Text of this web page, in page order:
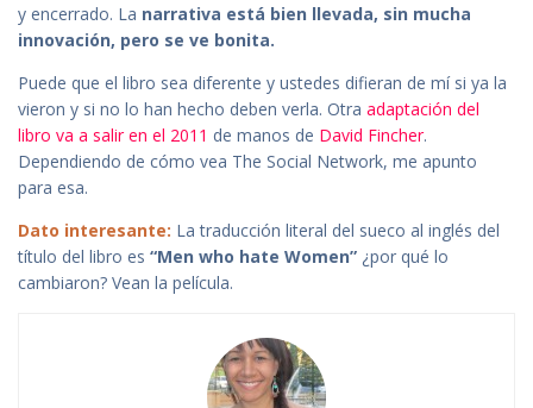
y encerrado. La narrativa está bien llevada, sin mucha
innovación, pero se ve bonita.
Puede que el libro sea diferente y ustedes difieran de mí si ya la
vieron y si no lo han hecho deben verla. Otra adaptación del
libro va a salir en el 2011 de manos de David Fincher.
Dependiendo de cómo vea The Social Network, me apunto
para esa.
Dato interesante: La traducción literal del sueco al inglés del
título del libro es “Men who hate Women” ¿por qué lo
cambiaron? Vean la película.